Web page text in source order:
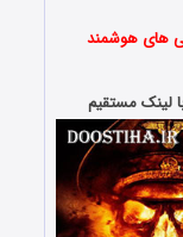
های هوشمند